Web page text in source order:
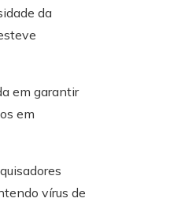
da
em garantir
em
vírus de